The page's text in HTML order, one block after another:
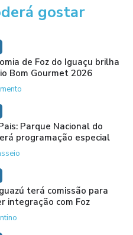
gostar
de Foz do Iguaçu brilha
Bom Gourmet 2026
Parque Nacional do
programação especial
terá comissão para
integração com Foz